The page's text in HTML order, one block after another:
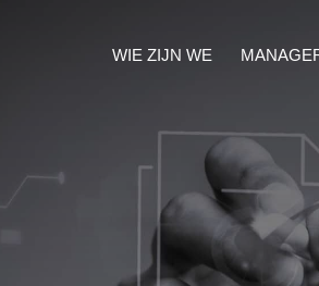
WIE ZIJN WE